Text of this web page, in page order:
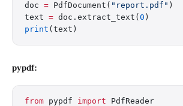
doc = PdfDocument( "report.pdf" )
text = doc.extract_text( 0 )
print (text)
pypdf:
from pypdf import PdfReader